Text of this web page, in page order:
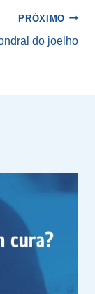
PRÓXIMO
do joelho